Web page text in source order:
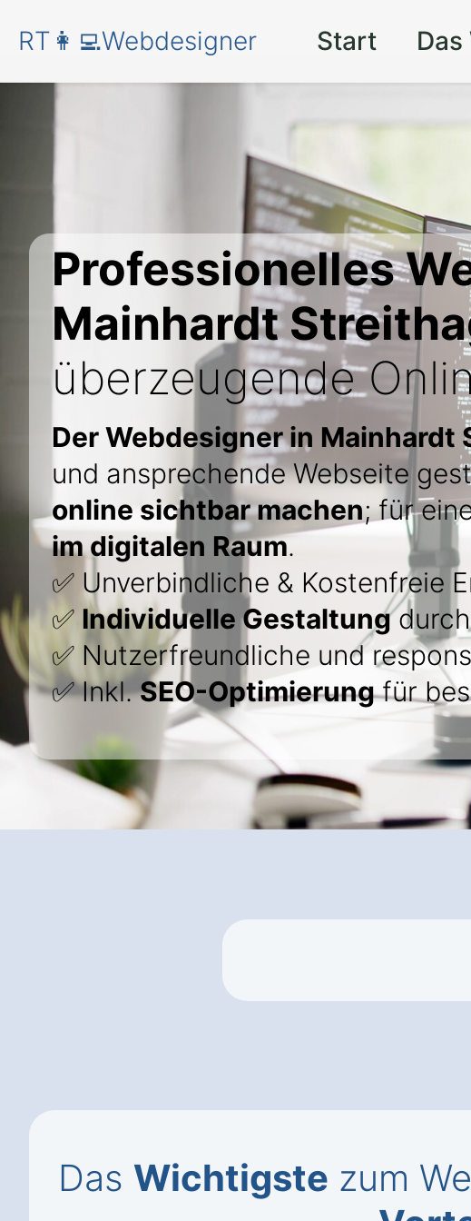
RT👩‍💻Webdesigner Start
Professionelles
Mainhardt
überzeugende
Der Webdesigner in Mainhardt
und ansprechende Webseite
online sichtbar machen; für
im digitalen Raum.
✅ Unverbindliche & Kostenfreie
✅ Individuelle Gestaltungdurch
✅ Nutzerfreundliche und
✅ Inkl.SEO-Optimierungfür
Das Wichtigste zum